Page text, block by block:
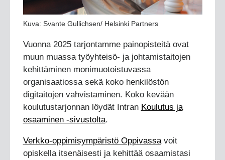
Kuva: Svante Gullichsen/ Helsinki Partners
Vuonna 2025 tarjontamme painopisteitä ovat
muun muassa työyhteisö- ja johtamistaitojen
kehittäminen monimuotoistuvassa
organisaatiossa sekä koko henkilöstön
digitaitojen vahvistaminen. Koko kevään
koulutustarjonnan löydät Intran Koulutus ja
osaaminen -sivustolta.
Verkko-oppimisympäristö Oppivassavoit
opiskella itsenäisesti ja kehittää osaamistasi